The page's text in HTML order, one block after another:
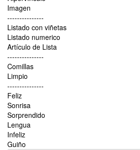
Imagen
---------------
Listado con viñetas
Listado numerico
Artículo de Lista
---------------
Comillas
Limpio
---------------
Feliz
Sonrisa
Sorprendido
Lengua
Infeliz
Guiño